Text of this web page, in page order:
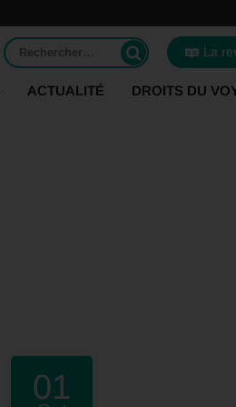
Rechercher : La
ACTUALITÉ DROITS DU
01